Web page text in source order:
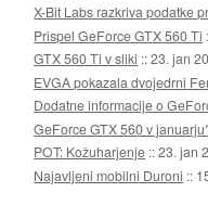
X-Bit Labs razkriva podatke
Prispel GeForce GTX 560 Ti
GTX 560 Ti v sliki ::23. jan
EVGA pokazala dvojedrni
Dodatne informacije o
GeForce GTX 560 v
POT: Kožuharjenje ::23. jan
Najavljeni mobilni Duroni ::